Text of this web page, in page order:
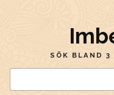
SÖK BLAND 3